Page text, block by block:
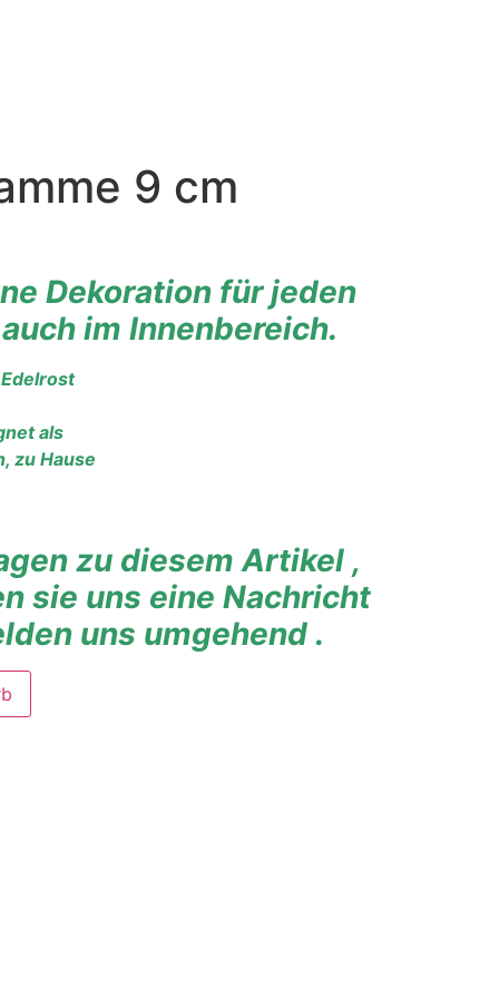
9 cm
Dekoration für jeden
im Innenbereich.
als
zu Hause
zu diesem Artikel ,
sie uns eine Nachricht
uns umgehend .